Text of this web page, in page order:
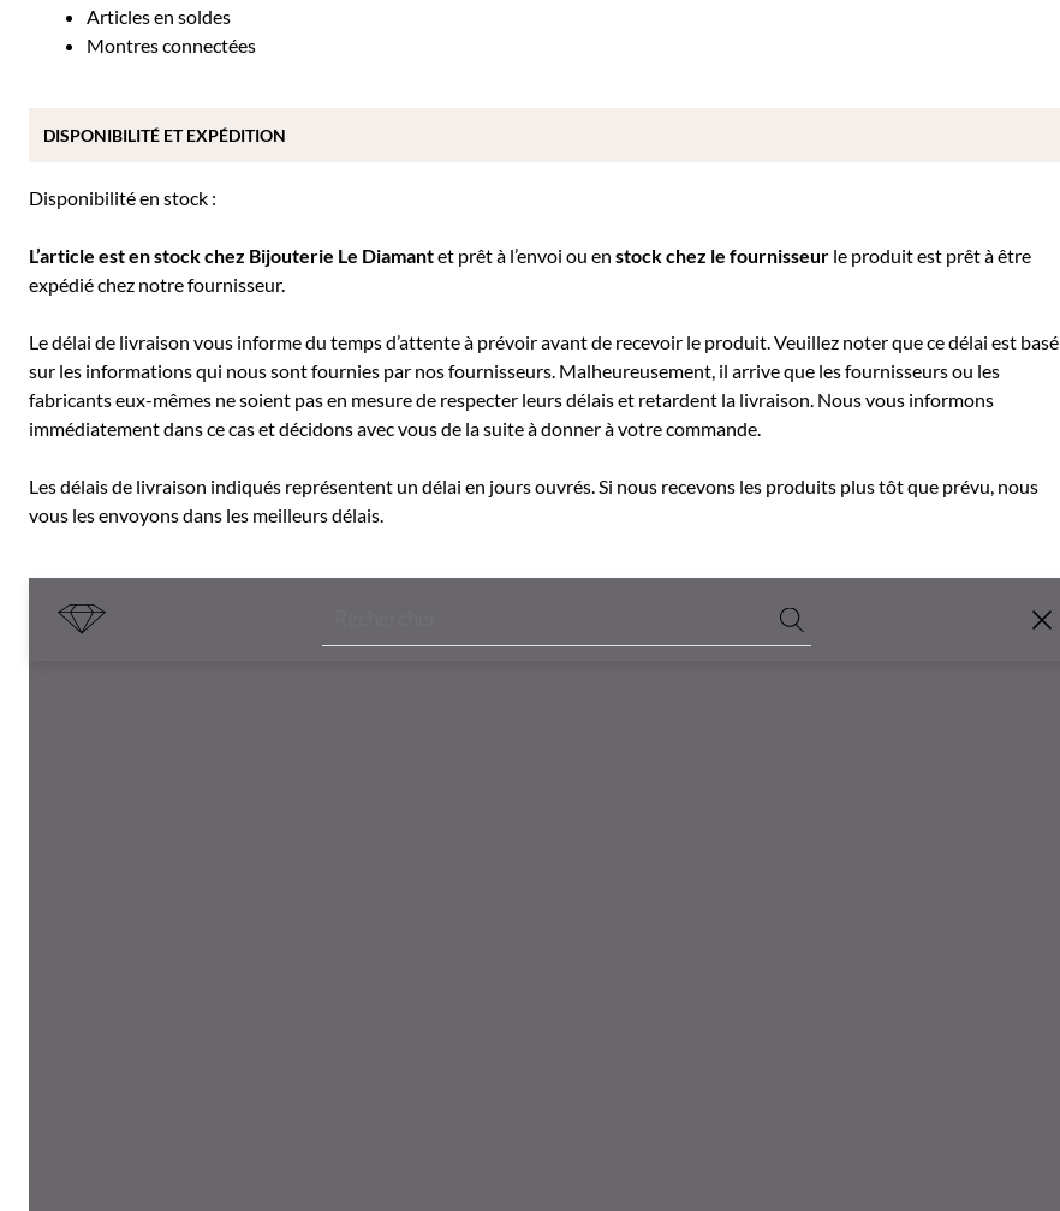
Articles en soldes
Montres connectées
Disponibilité en stock :
L’article est en stock chez Bijouterie Le Diamantet prêt à l’envoi ou en stock chez le fournisseur le produit est prêt à être
expédié chez notre fournisseur.
Le délai de livraison vous informe du temps d’attente à prévoir avant de recevoir le produit. Veuillez noter que ce délai est basé
sur les informations qui nous sont fournies par nos fournisseurs. Malheureusement, il arrive que les fournisseurs ou les
fabricants eux-mêmes ne soient pas en mesure de respecter leurs délais et retardent la livraison. Nous vous informons
immédiatement dans ce cas et décidons avec vous de la suite à donner à votre commande.
Les délais de livraison indiqués représentent un délai en jours ouvrés. Si nous recevons les produits plus tôt que prévu, nous
vous les envoyons dans les meilleurs délais.
DISPONIBILITÉ ET EXPÉDITION